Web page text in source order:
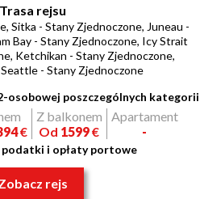
Trasa rejsu
Sitka - Stany Zjednoczone, Juneau -
Bay - Stany Zjednoczone, Icy Strait
Ketchikan - Stany Zjednoczone,
- Stany Zjednoczone
osobowej poszczególnych kategorii
€
Z balkonem
Od 1599€
Apartament
-
podatki i opłaty portowe
rejs